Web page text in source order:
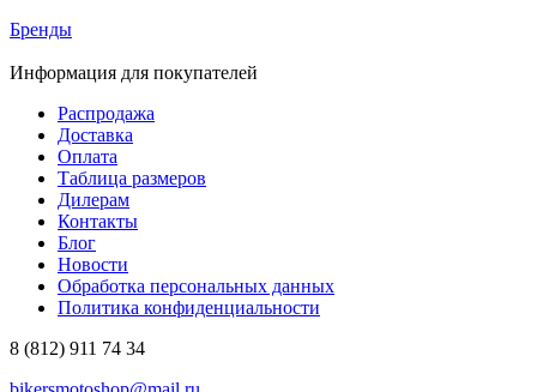
Бренды
Информация для покупателей
Распродажа
Доставка
Оплата
Таблица размеров
Дилерам
Контакты
Блог
Новости
Обработка персональных данных
Политика конфиденциальности
8 (812) 911 74 34